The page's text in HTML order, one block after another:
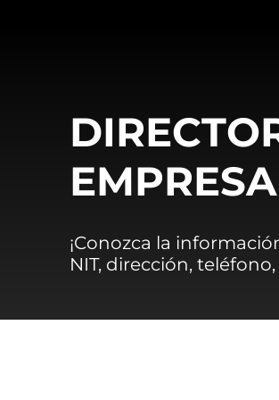
¡Conozca la
NIT, dirección,